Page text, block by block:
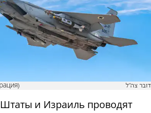
דובר צה"ל
и Израиль проводят